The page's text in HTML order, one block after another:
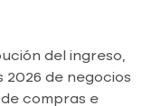
del ingreso,
de negocios
compras e